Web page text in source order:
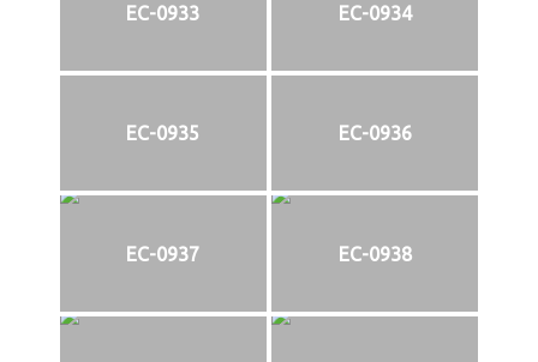
EC-0933 EC-0934
EC-0935 EC-0936
EC-0937 EC-0938